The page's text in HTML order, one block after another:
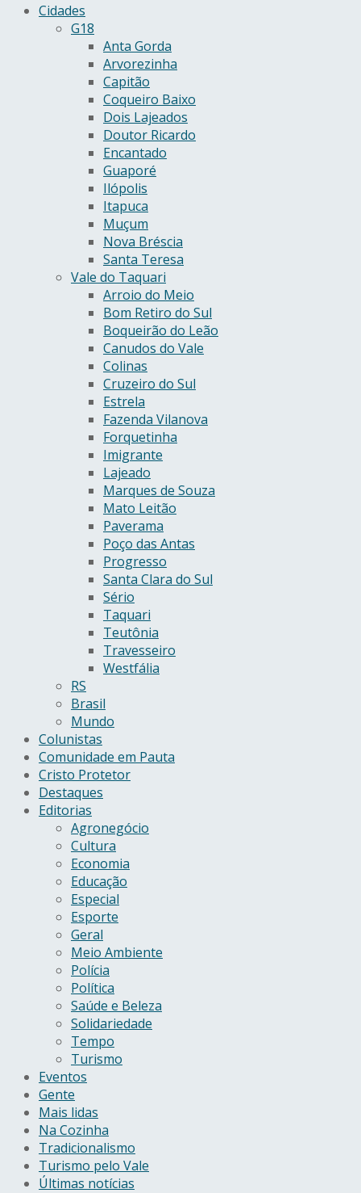
Cidades
G18
Anta Gorda
Arvorezinha
Capitão
Coqueiro Baixo
Dois Lajeados
Doutor Ricardo
Encantado
Guaporé
Ilópolis
Itapuca
Muçum
Nova Bréscia
Santa Teresa
Vale do Taquari
Arroio do Meio
Bom Retiro do Sul
Boqueirão do Leão
Canudos do Vale
Colinas
Cruzeiro do Sul
Estrela
Fazenda Vilanova
Forquetinha
Imigrante
Lajeado
Marques de Souza
Mato Leitão
Paverama
Poço das Antas
Progresso
Santa Clara do Sul
Sério
Taquari
Teutônia
Travesseiro
Westfália
RS
Brasil
Mundo
Colunistas
Comunidade em Pauta
Cristo Protetor
Destaques
Editorias
Agronegócio
Cultura
Economia
Educação
Especial
Esporte
Geral
Meio Ambiente
Polícia
Política
Saúde e Beleza
Solidariedade
Tempo
Turismo
Eventos
Gente
Mais lidas
Na Cozinha
Tradicionalismo
Turismo pelo Vale
Últimas notícias